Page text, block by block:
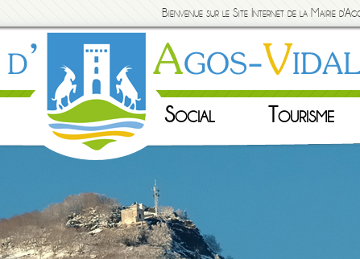
Bienvenue sur le Site Internet de la Mairie
Social Tourisme